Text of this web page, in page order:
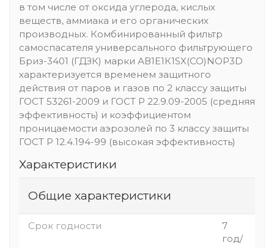
в том числе от оксида углерода, кислых
веществ, аммиака и его органических
производных. Комбинированный фильтр
самоспасателя универсального фильтрующего
Бриз-3401 (ГДЗК) марки АВ1Е1К1SX(СО)NOР3D
характеризуется временем защитного
действия от паров и газов по 2 классу защиты
ГОСТ 53261-2009 и ГОСТ Р 22.9.09-2005 (средняя
эффективность) и коэффициентом
проницаемости аэрозолей по 3 классу защиты
ГОСТ Р 12.4.194-99 (высокая эффективность)
Характеристики
Общие характеристики
Срок годности
7
год/